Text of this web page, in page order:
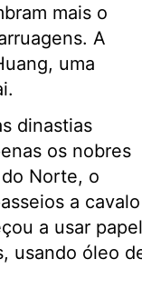
mais o
A
uma
dinastias
os nobres
Norte, o
a cavalo
a usar papel
usando óleo